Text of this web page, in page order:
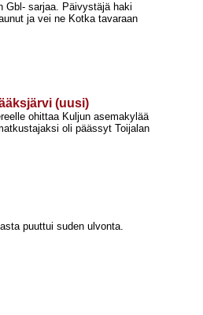
Gbl-​ sarjaa. Päivystäjä haki
ja vei ne Kotka tavaraan
(uusi)
ohittaa Kuljun asemakylää
oli päässyt Toijalan
puuttui suden ulvonta.